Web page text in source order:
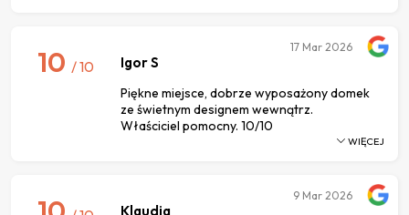
10 / 10 Igor S
Piękne miejsce, dobrze wyposażony domek
ze świetnym designem wewnątrz.
Właściciel pomocny. 10/10
17 Mar 2026
WIĘCEJ
Klaudia
9 Mar 2026